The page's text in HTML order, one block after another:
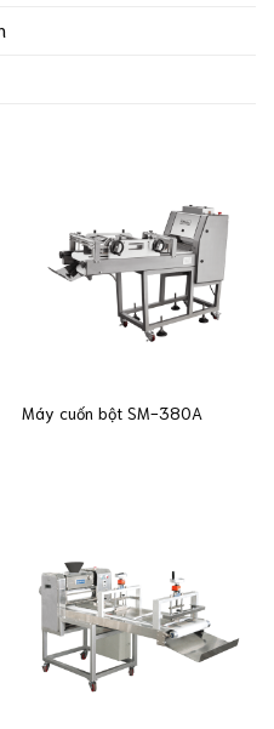
Máy cuốn bột SM-380A